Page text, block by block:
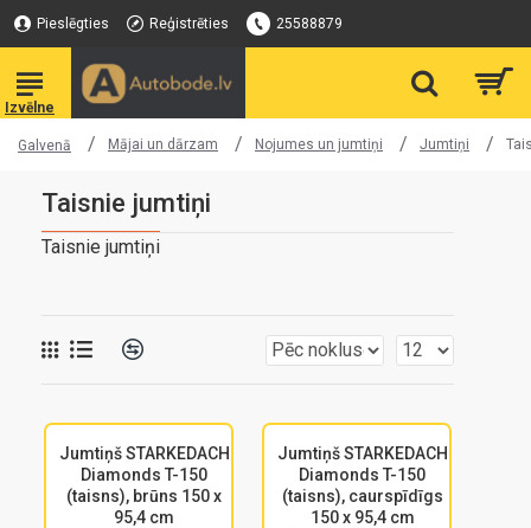
Pieslēgties Reģistrēties 25588879
Galvenā Mājai un dārzam Nojumes un jumtiņi Jumtiņi
Taisnie jumtiņi
Taisnie jumtiņi
Jumtiņš STARKEDACH
Diamonds T-150
(taisns), brūns 150 x
95,4 cm
Jumtiņš STARKEDACH
Diamonds T-150
(taisns), caurspīdīgs
150 x 95,4 cm